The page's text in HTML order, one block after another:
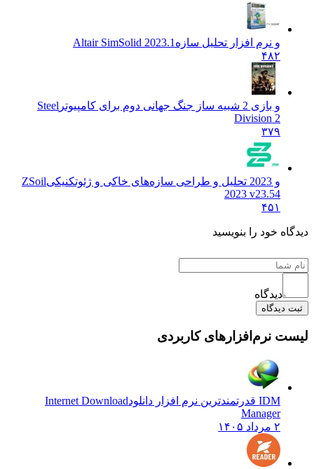
و نرم افزار تحلیل سازه Altair SimSolid 2023.1
۴۸۲
و بازی 2 شبیه ساز جنگ جهانی دوم برای کامپیوتر
Steel
Division 2
۳۷۹
و 2023 تحلیل و طراحی سازه‌های خاکی و ژئوتکنیکی
ZSoil
2023 v23.54
۴۵۱
دیدگاه خود را بنویسید
دیدگاه
ثبت دیدگاه
لیست نرم‌افزارهای کاربردی
IDM قدرتمندترین نرم افزار دانلود
Internet Download
Manager
۲ مرداد ۱۴۰۵